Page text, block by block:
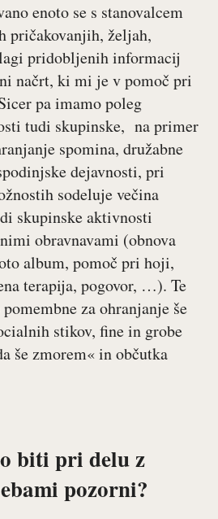
enoto se s stanovalcem
pričakovanjih, željah,
pridobljenih informacij
načrt, ki mi je v pomoč pri
pa imamo poleg
tudi skupinske, na primer
spomina, družabne
dejavnosti, pri
sodeluje večina
skupinske aktivnosti
obravnavami (obnova
album, pomoč pri hoji,
terapija, pogovor, …). Te
za ohranjanje še
stikov, fine in grobe
še zmorem« in občutka
biti pri delu z
pozorni?